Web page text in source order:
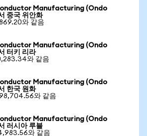
Manufacturing (Ondo
중국 위안화
와 같음
Manufacturing (Ondo
터키 리라
와 같음
Manufacturing (Ondo
한국 원화
와 같음
Manufacturing (Ondo
러시아 루블
와 같음